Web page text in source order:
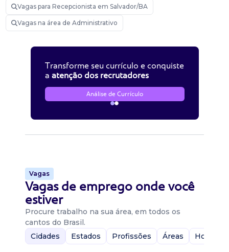
Vagas para Recepcionista em Salvador/BA
Vagas na área de Administrativo
Transforme seu currículo e conquiste
a atenção dos recrutadores
Análise de Currículo
Vagas
Vagas de emprego onde você
estiver
Procure trabalho na sua área, em todos os
cantos do Brasil.
Cidades
Estados Profissões Áreas Home-